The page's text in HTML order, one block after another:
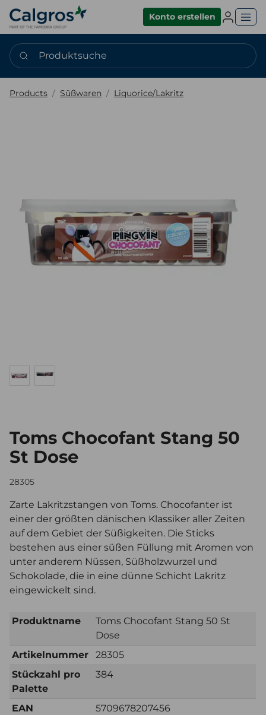
Konto erstellen
Produktsuche
Products Süßwaren Liquorice/Lakritz
Toms Chocofant Stang 50
St Dose
28305
Zarte Lakritzstangen von Toms. Chocofanter ist
einer der größten dänischen Klassiker aller Zeiten
auf dem Gebiet der Süßigkeiten. Die Sticks
bestehen aus einer süßen Füllung mit Aromen von
unter anderem Nüssen, Süßholzwurzel und
Schokolade, die in eine dünne Schicht Lakritz
eingewickelt sind.
Produktname
Toms Chocofant Stang 50 St
Dose
Artikelnummer
28305
Stückzahl pro
Palette
384
EAN
5709678207456